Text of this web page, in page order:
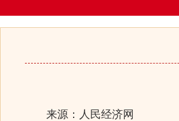
来源： 人民经济网